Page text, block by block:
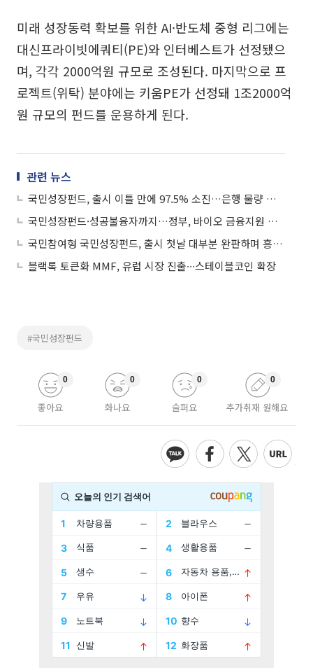
미래 성장동력 확보를 위한 AI·반도체 중형 리그에는
대신프라이빗에쿼티(PE)와 인터베스트가 선정됐으
며, 각각 2000억원 규모로 조성된다. 마지막으로 프
로젝트(위탁) 분야에는 키움PE가 선정돼 1조2000억
원 규모의 펀드를 운용하게 된다.
관련 뉴스
국민성장펀드, 출시 이틀 만에 97.5% 소진…은행 물량 완판
국민성장펀드·성공불융자까지…정부, 바이오 금융지원 강화
국민참여형 국민성장펀드, 출시 첫날 대부분 완판하며 흥행 성공
블랙록 토큰화 MMF, 유럽 시장 진출∙∙∙스테이블코인 확장
#국민성장펀드
좋아요
0
화나요
0
슬퍼요
0
추가취재 원해요
0